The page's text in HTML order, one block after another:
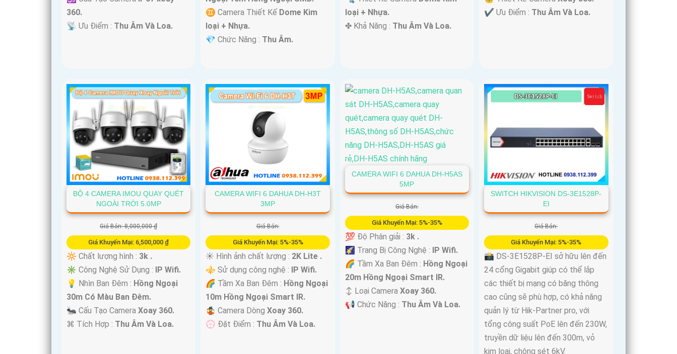
360.
️📡 Ưu Điểm : Thu Âm Và Loa.
♊ Camera Thiết Kế Dome Kim
loại + Nhựa.
️💎 Chức Năng : Thu Âm.
loại + Nhựa.
️✤ Khả Năng : Thu Âm Và Loa.
️✔️ Ưu Điểm : Thu Âm Và Loa.
BỘ 4 CAMERA IMOU QUAY QUÉT
NGOÀI TRỜI 5.0MP
Giá Bán: 8,000,000 ₫
Giá Khuyến Mại: 6,500,000 ₫
🔆 Chất lượng hình : 3k .
✳️ Công Nghệ Sử Dụng : IP Wifi.
💡 Nhìn Ban Đêm : Hồng Ngoại
30m Có Màu Ban Ðêm.
🐜 Cấu Tạo Camera Xoay 360.
️⌘ Tích Hợp : Thu Âm Và Loa.
CAMERA WIFI 6 DAHUA DH-H3T
3MP
Giá Bán:
Giá Khuyến Mại: 5%-35%
☀️ Hình ảnh chất lượng : 2K Lite .
⚜️ Sử dụng công nghệ :
IP Wifi.
🌈 Tầm Xa Ban Đêm : Hồng Ngoại
10m Hồng Ngoại Smart IR.
🤹 Camera DòngXoay 360.
️💮 Đặt Điểm : Thu Âm Và Loa.
CAMERA WIFI 6 DAHUA DH-H5AS
5MP
Giá Bán:
Giá Khuyến Mại: 5%-35%
💯 Độ Phân giải : 3k .
🌠 Trang Bị Công Nghệ : IP Wifi.
🌈 Tầm Xa Ban Đêm : Hồng Ngoại
20m Hồng Ngoại Smart IR.
↕️ Loại Camera Xoay 360.
️📢 Chức Năng : Thu Âm Và Loa.
SWITCH HIKVISION DS-3E1528P-
EI
Giá Bán:
Giá Khuyến Mại: 5%-35%
📸 DS-3E1528P-EI sở hữu lên đến
24 cổng Gigabit giúp có thể lắp
các thiết bị mạng có băng thông
cao cũng sẽ phù hợp, có khả năng
quản lý từ Hik-Partner pro, với
tổng công suất PoE lên đến 230W,
truyền dữ liệu lên đến 300m, vỏ
kim loại, chông sét 6kV.